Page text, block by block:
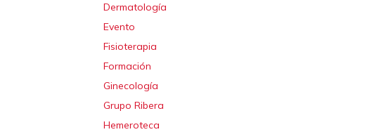
Dermatología
Evento
Fisioterapia
Formación
Ginecología
Grupo Ribera
Hemeroteca